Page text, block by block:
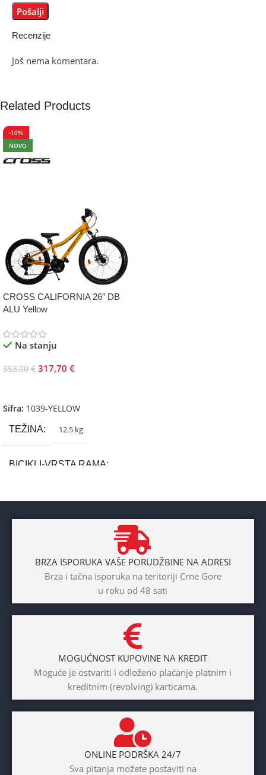
Recenzije
Još nema komentara.
Related Products
-10%
NOVO
CROSS CALIFORNIA 26″ DB
ALU Yellow
Na stanju
353,00€ 317,70 €
Šifra: 1039-YELLOW
TEŽINA 12,5 kg
BICIKLI-VRSTA RAMA
Unisex
BICIKLI-TIP RAMA
Prednji amotrizer
BRZA ISPORUKA VAŠE PORUDŽBINE NA ADRESI
Brza i tačna isporuka na teritoriji Crne Gore
u roku od 48 sati
MOGUĆNOST KUPOVINE NA KREDIT
Moguće je ostvariti i odloženo plaćanje platnim i
kreditnim (revolving) karticama.
ONLINE PODRŠKA 24/7
Sva pitanja možete postaviti na